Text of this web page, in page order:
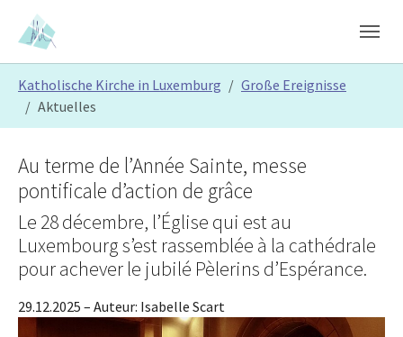
Skip to main content
Skip to page footer
Katholische Kirche in Luxemburg
Große Ereignisse
Aktuelles
Au terme de l’Année Sainte, messe
pontificale d’action de grâce
Le 28 décembre, l’Église qui est au
Luxembourg s’est rassemblée à la cathédrale
pour achever le jubilé Pèlerins d’Espérance.
29.12.2025 – Auteur: Isabelle Scart